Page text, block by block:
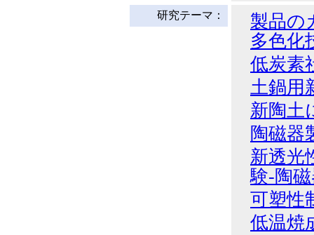
研究テーマ：
製品の
多色化
低炭素
土鍋用
新陶土
陶磁器
新透光
験-陶
可塑性
低温焼